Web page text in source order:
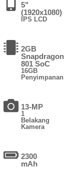
5"
(1920x1080)
IPS LCD
2GB
Snapdragon
801 SoC
16GB
Penyimpanan
13-MP
1
Belakang
Kamera
2300
mAh